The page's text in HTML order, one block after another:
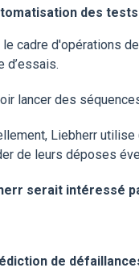
des
le cadre d'opérations
d’essais.
lancer des
Liebherr
de leurs déposes
serait intéressé
de